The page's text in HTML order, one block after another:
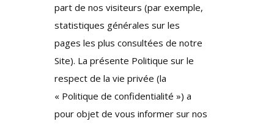
part de nos visiteurs (par exemple,
statistiques générales sur les
pages les plus consultées de notre
Site). La présente Politique sur le
respect de la vie privée (la
« Politique de confidentialité ») a
pour objet de vous informer sur nos